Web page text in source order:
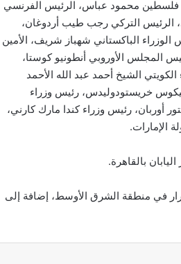
فلسطين محمود عباس، الرئيس الفرنسي
الرئيس التركي رجب طيب أردوغان،
الباكستاني شهباز شريف، الأمين
المجلس الأوروبي أنطونيو كوستا،
الشيخ أحمد عبد الله الأحمد
نيكوس خريستودوليدس، رئيس وزراء
أوربان، رئيس وزراء كندا مارك كارني،
الإمارات.
بالقاهرة.
في منطقة الشرق الأوسط، إضافة إلى